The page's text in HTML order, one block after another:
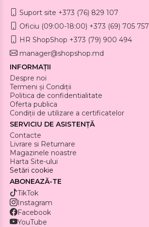
Suport site +373 (76) 829 107
Oficiu (09:00-18:00) +373 (69) 705 757
HR ShopShop +373 (79) 900 494
manager@shopshop.md
INFORMAȚII
Despre noi
Termeni și Condiții
Politica de confidentialitate
Oferta publica
Condiții de utilizare a certificatelor
SERVICIU DE ASISTENȚĂ
Contacte
Livrare si Returnare
Magazinele noastre
Harta Site-ului
Setări cookie
ABONEAZĂ-TE
TikTok
Instagram
Facebook
YouTube